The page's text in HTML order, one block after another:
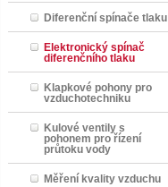
Diferenční spínače tlaku
Elektronický spínač
diferenčního tlaku
Klapkové pohony pro
vzduchotechniku
Kulové ventily s
pohonem pro řízení
průtoku vody
Měření kvality vzduchu